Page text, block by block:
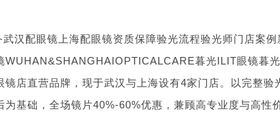
汉配眼镜上海配眼镜资质保障验光流程验光师门店案例
WUHAN&SHANGHAIOPTICALCARE暮光ILIT眼镜暮
店直营品牌，现于武汉与上海设有4家门店。以完整验
为基础，全场镜片40%-60%优惠，兼顾高专业度与高性